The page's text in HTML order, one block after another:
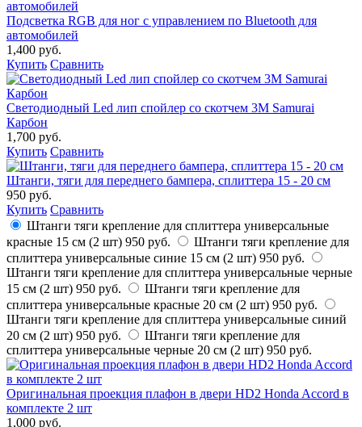
Подсветка RGB для ног с управлением по Bluetooth для
автомобилей
1,400 руб.
Купить Сравнить
Светодиодный Led лип спойлер со скотчем 3М Samurai
Карбон
1,700 руб.
Купить Сравнить
Штанги, тяги для переднего бампера, сплиттера 15 - 20 см
950 руб.
Купить Сравнить
Штанги тяги крепление для сплиттера универсальные
красные 15 см (2 шт) 950 руб.
Штанги тяги крепление для
сплиттера универсальные синие 15 см (2 шт) 950 руб.
Штанги тяги крепление для сплиттера универсальные черные
15 см (2 шт) 950 руб.
Штанги тяги крепление для
сплиттера универсальные красные 20 см (2 шт) 950 руб.
Штанги тяги крепление для сплиттера универсальные синий
20 см (2 шт) 950 руб.
Штанги тяги крепление для
сплиттера универсальные черные 20 см (2 шт) 950 руб.
Оригинальная проекция плафон в двери HD2 Honda Accord в
комплекте 2 шт
1,000 руб.